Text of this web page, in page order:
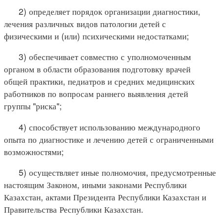
2) определяет порядок организации диагностики,
лечения различных видов патологии детей с
физическими и (или) психическими недостатками;
3) обеспечивает совместно с уполномоченным
органом в области образования подготовку врачей
общей практики, педиатров и средних медицинских
работников по вопросам раннего выявления детей
группы "риска";
4) способствует использованию международного
опыта по диагностике и лечению детей с ограниченными
возможностями;
5) осуществляет иные полномочия, предусмотренные
настоящим Законом, иными законами Республики
Казахстан, актами Президента Республики Казахстан и
Правительства Республики Казахстан.